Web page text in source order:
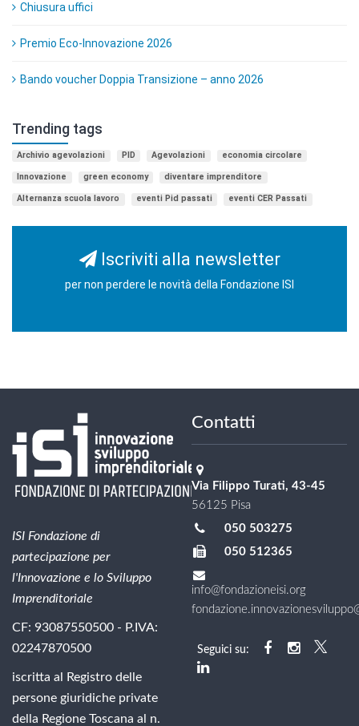
Chiusura uffici
Premio Eco-Innovazione 2026
Bando voucher Doppia Transizione – anno 2026
Trending tags
Archivio agevolazioni PID Agevolazioni economia circolare
Innovazione green economy diventare imprenditore
Alternanza scuola lavoro eventi Pid passati eventi CER Passati
Iscriviti alla newsletter
per non perdere le novità della Fondazione ISI
ISI Fondazione di
partecipazione per
l'Innovazione e lo Sviluppo
Imprenditoriale
CF: 93087550500 - P.IVA:
02247870500
iscritta al Registro delle
persone giuridiche private
della Regione Toscana al n.
Contatti
Via Filippo Turati, 43-45
56125 Pisa
050 503275
050 512365
info@fondazioneisi.org
Seguici su: